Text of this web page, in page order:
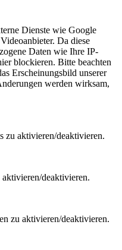
Dienste wie Google
Da diese
Daten wie Ihre IP-
blockieren. Bitte beachten
Erscheinungsbild unserer
werden wirksam,
zu aktivieren/deaktivieren.
deaktivieren.
zu aktivieren/deaktivieren.